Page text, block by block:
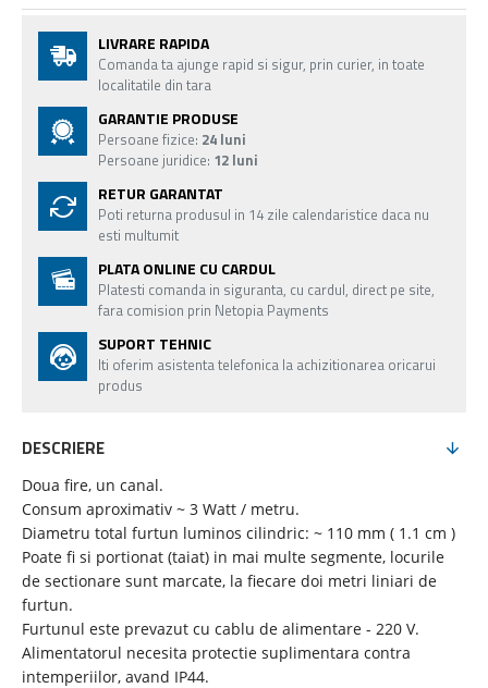
LIVRARE RAPIDA
Comanda ta ajunge rapid si sigur, prin curier, in toate
localitatile din tara
GARANTIE PRODUSE
Persoane fizice: 24 luni
Persoane juridice: 12 luni
RETUR GARANTAT
Poti returna produsul in 14 zile calendaristice daca nu
esti multumit
PLATA ONLINE CU CARDUL
Platesti comanda in siguranta, cu cardul, direct pe site,
fara comision prin Netopia Payments
SUPORT TEHNIC
Iti oferim asistenta telefonica la achizitionarea oricarui
produs
DESCRIERE
Doua fire, un canal.
Consum aproximativ ~ 3 Watt / metru.
Diametru total furtun luminos cilindric: ~ 110 mm ( 1.1 cm )
Poate fi si portionat (taiat) in mai multe segmente, locurile
de sectionare sunt marcate, la fiecare doi metri liniari de
furtun.
Furtunul este prevazut cu cablu de alimentare - 220 V.
Alimentatorul necesita protectie suplimentara contra
intemperiilor, avand IP44.